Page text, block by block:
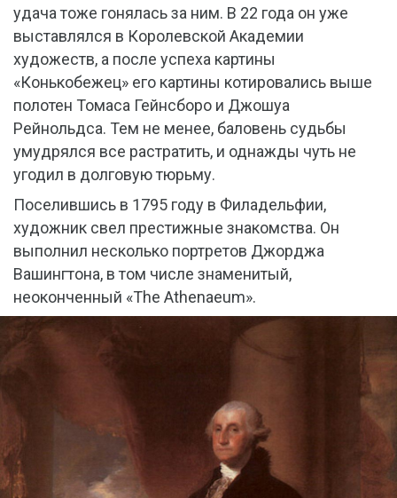
удача тоже гонялась за ним. В 22 года он уже
выставлялся в Королевской Академии
художеств, а после успеха картины
«Конькобежец» его картины котировались выше
полотен Томаса Гейнсборо и Джошуа
Рейнольдса. Тем не менее, баловень судьбы
умудрялся все растратить, и однажды чуть не
угодил в долговую тюрьму.
Поселившись в 1795 году в Филадельфии,
художник свел престижные знакомства. Он
выполнил несколько портретов Джорджа
Вашингтона, в том числе знаменитый,
неоконченный «The Athenaeum».